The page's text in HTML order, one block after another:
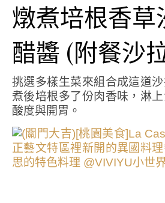
燉煮培根香草
醋醬 (附餐沙
挑選多樣生菜來組合成這道
煮後培根多了份肉香味，淋
酸度與開胃。